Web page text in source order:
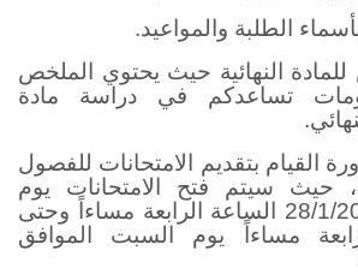
الطلبة والمواعيد.
النهائية حيث يحتوي الملخص
تساعدكم في دراسة مادة
.
القيام بتقديم الامتحانات للفصول
(1-12)، حيث سيتم فتح الامتحانات يوم
الأربعاء 28/1/2015 الساعة الرابعة مساءاً وحتى
مساءاً يوم السبت الموافق